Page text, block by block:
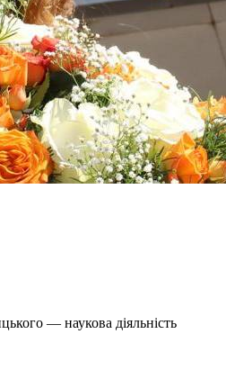
— наукова діяльність